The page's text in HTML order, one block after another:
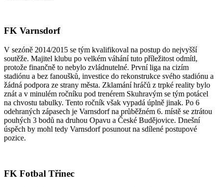
FK Varnsdorf
V sezóně 2014/2015 se tým kvalifikoval na postup do nejvyšší
soutěže. Majitel klubu po velkém váhání tuto příležitost odmítl,
protože finančně to nebylo zvládnutelné. První liga na cizím
stadiónu a bez fanoušků, investice do rekonstrukce svého stadiónu a
žádná podpora ze strany města. Zklamání hráčů z trpké reality bylo
znát a v minulém ročníku pod trenérem Skuhravým se tým potácel
na chvostu tabulky. Tento ročník však vypadá úplně jinak. Po 6
odehraných zápasech je Varnsdorf na průběžném 6. místě se ztrátou
pouhých 3 bodů na druhou Opavu a České Budějovice. Dnešní
úspěch by mohl tedy Varnsdorf posunout na sdílené postupové
pozice.
FK Fotbal Třinec